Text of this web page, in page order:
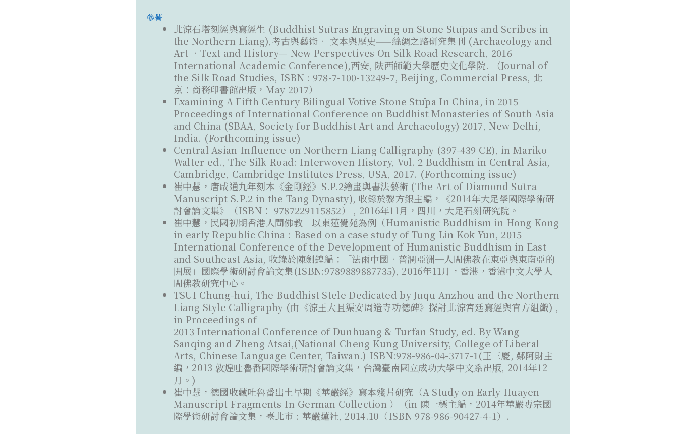
參著
北涼石塔刻經與寫經生 (Buddhist Sūtras Engraving on Stone Stūpas and Scribes in
the Northern Liang),考古與藝術• 文本與歷史——絲綢之路研究集刊 (Archaeology and
Art •Text and History— New Perspectives On Silk Road Research, 2016
International Academic Conference),西安, 陝西師範大學歷史文化學院. （Journal of
the Silk Road Studies, ISBN : 978-7-100-13249-7, Beijing, Commercial Press, 北
京：商務印書館出版，May 2017）
Examining A Fifth Century Bilingual Votive Stone Stūpa In China, in 2015
Proceedings of International Conference on Buddhist Monasteries of South Asia
and China (SBAA, Society for Buddhist Art and Archaeology) 2017, New Delhi,
India. (Forthcoming issue)
Central Asian Influence on Northern Liang Calligraphy (397-439 CE), in Mariko
Walter ed., The Silk Road: Interwoven History, Vol. 2 Buddhism in Central Asia,
Cambridge, Cambridge Institutes Press, USA, 2017. (Forthcoming issue)
崔中慧，唐咸通九年刻本《金剛經》S.P.2繪畫與書法藝術 (The Art of Diamond Sūtra
Manuscript S.P.2 in the Tang Dynasty), 收錄於黎方銀主編，《2014年大足學國際學術研
討會論文集》（ISBN： 9787229115852） , 2016年11月，四川，大足石刻研究院。
崔中慧，民國初期香港人間佛教－以東蓮覺苑為例（Humanistic Buddhism in Hong Kong
in early Republic China : Based on a case study of Tung Lin Kok Yun, 2015
International Conference of the Development of Humanistic Buddhism in East
and Southeast Asia, 收錄於陳劍鍠編：「法雨中國•普潤亞洲─人間佛教在東亞與東南亞的
開展」國際學術研討會論文集(ISBN:9789889887735), 2016年11月，香港，香港中文大學人
間佛教研究中心。
TSUI Chung-hui, The Buddhist Stele Dedicated by Juqu Anzhou and the Northern
Liang Style Calligraphy (由《涼王大且渠安周造寺功德碑》探討北涼宮廷寫經與官方組織) ,
in Proceedings of
2013 International Conference of Dunhuang & Turfan Study, ed. By Wang
Sanqing and Zheng Atsai,(National Cheng Kung University, College of Liberal
Arts, Chinese Language Center, Taiwan.) ISBN:978-986-04-3717-1(王三慶, 鄭阿財主
編，2013 敦煌吐魯番國際學術研討會論文集，台灣臺南國立成功大學中文系出版, 2014年12
月。)
崔中慧，德國收藏吐魯番出土早期《華嚴經》寫本殘片研究（A Study on Early Huayen
Manuscript Fragments In German Collection ）（in 陳一標主編，2014年華嚴專宗國
際學術研討會論文集，臺北市 : 華嚴蓮社, 2014.10（ISBN 978-986-90427-4-1）.